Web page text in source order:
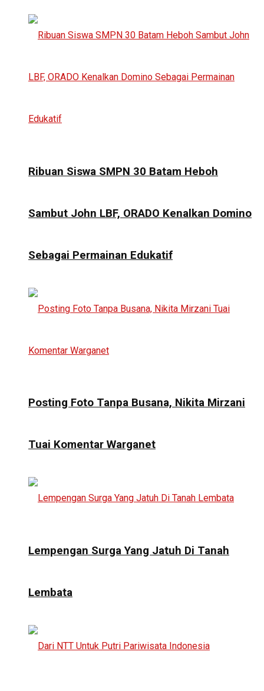
Ribuan Siswa SMPN 30 Batam Heboh
Sambut John LBF, ORADO Kenalkan Domino
Sebagai Permainan Edukatif
Posting Foto Tanpa Busana, Nikita Mirzani
Tuai Komentar Warganet
Lempengan Surga Yang Jatuh Di Tanah
Lembata